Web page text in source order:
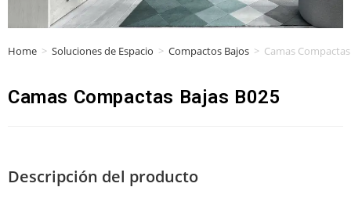
Home > Soluciones de Espacio > Compactos Bajos > Camas
Camas Compactas Bajas B025
Descripción del producto